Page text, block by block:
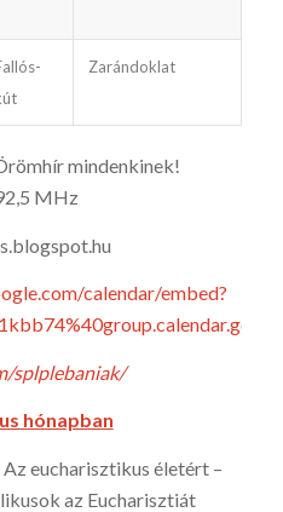
Zarándoklat
mindenkinek!
MHz
calendar/embed?
splplebaniak/
hónapban
eucharisztikus életért –
az Eucharisztiát